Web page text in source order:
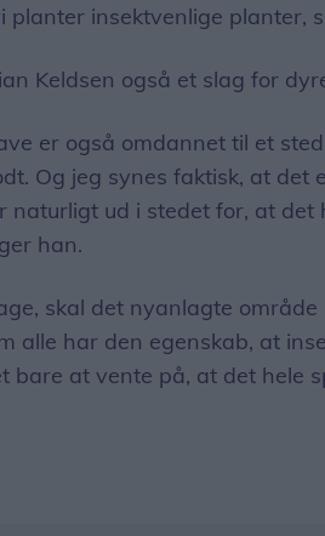
planter insektvenlige planter,
Keldsen også et slag for
er også omdannet til et
Og jeg synes faktisk, at det
naturligt ud i stedet for, at det
han.
skal det nyanlagte område
alle har den egenskab, at
bare at vente på, at det hele